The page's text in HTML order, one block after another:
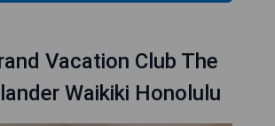
Vacation Club The
Waikiki Honolulu